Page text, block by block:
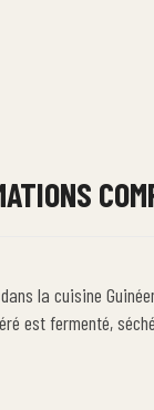
la cuisine
est fermenté,